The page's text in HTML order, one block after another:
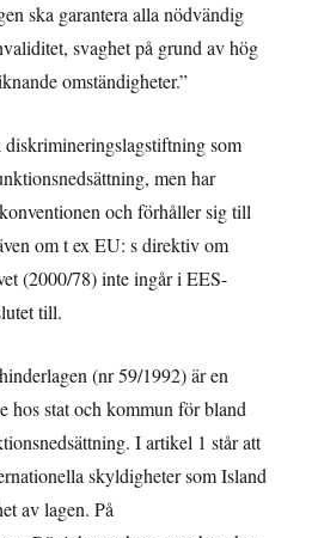
ska garantera alla nödvändig
svaghet på grund av hög
omständigheter.”
som
men har
och förhåller sig till
om t ex EU: s direktiv om
(2000/78) inte ingår i EES-
till.
(nr 59/1992) är en
hos stat och kommun för bland
I artikel 1 står att
skyldigheter som Island
av lagen. På